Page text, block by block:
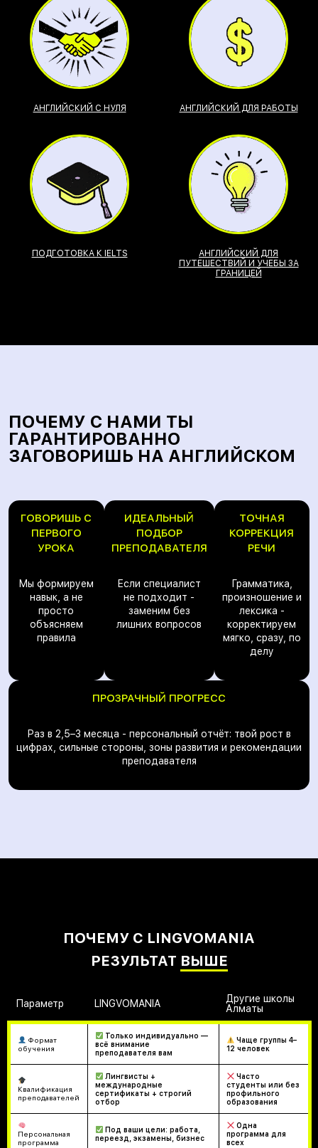
АНГЛИЙСКИЙ С НУЛЯ АНГЛИЙСКИЙ ДЛЯ РАБОТЫ
ПОДГОТОВКА К IELTS
АНГЛИЙСКИЙ ДЛЯ
ПУТЕШЕСТВИЙ И УЧЕБЫ ЗА
ГРАНИЦЕЙ
ПОЧЕМУ С НАМИ ТЫ
ГАРАНТИРОВАННО
ЗАГОВОРИШЬ НА АНГЛИЙСКОМ
ГОВОРИШЬ С
ПЕРВОГО
УРОКА
Мы формируем
навык, а не
просто
объясняем
правила
ИДЕАЛЬНЫЙ
ПОДБОР
ПРЕПОДАВАТЕЛЯ
Если специалист
не подходит -
заменим без
лишних вопросов
ТОЧНАЯ
КОРРЕКЦИЯ
РЕЧИ
Грамматика,
произношение и
лексика -
корректируем
мягко, сразу, по
делу
ПРОЗРАЧНЫЙ ПРОГРЕСС
Раз в 2,5–3 месяца - персональный отчёт: твой рост в
цифрах, сильные стороны, зоны развития и рекомендации
преподавателя
ПОЧЕМУ С LINGVOMANIA
РЕЗУЛЬТАТ ВЫШЕ
Параметр LINGVOMANIA
Другие школы
Алматы
Формат
обучения
Только индивидуально —
всё внимание
преподавателя вам
Чаще группы 4–
12 человек
Квалификация
преподавателей
Лингвисты +
международные
сертификаты + строгий
отбор
Часто
студенты или без
профильного
образования
Персональная
программа
Под ваши цели: работа,
переезд, экзамены, бизнес
Одна
программа для
всех